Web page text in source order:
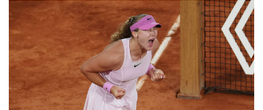
Контакты
О
нас